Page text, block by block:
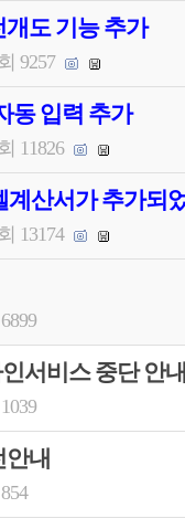
개도 기능 추가
9257
동 입력 추가
11826
산서가 추가되
13174
서비스 중단 안
내